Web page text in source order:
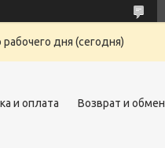
дня (сегодня)
и оплата Возврат и обмен